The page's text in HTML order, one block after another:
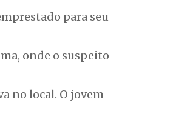
para seu
onde o suspeito
no local. O jovem